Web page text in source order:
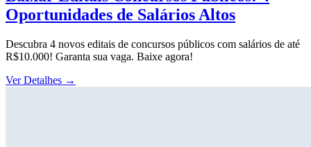
Oportunidades de Salários Altos
Descubra 4 novos editais de concursos públicos com salários de até
R$10.000! Garanta sua vaga. Baixe agora!
Ver Detalhes →